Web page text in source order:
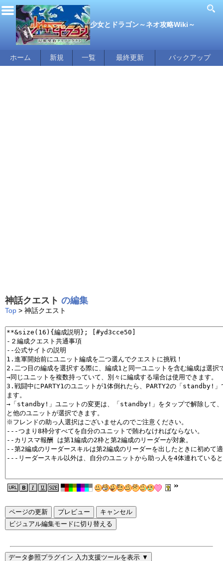
少女とドラゴン～ネオ攻略Wiki～
ホーム 新規 一覧 最終更新 バックアップ
神話クエスト の編集
Top > 神話クエスト
ページの更新
ビジュアル編集モードに切り替える
データ参照プラグイン 入力支援ツールを表示 ▼